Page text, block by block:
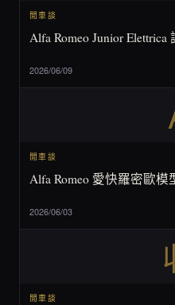
閒車談
Alfa Romeo Junior
2026/06/09
閒車談
Alfa Romeo 愛快羅密歐
2026/06/03
閒車談